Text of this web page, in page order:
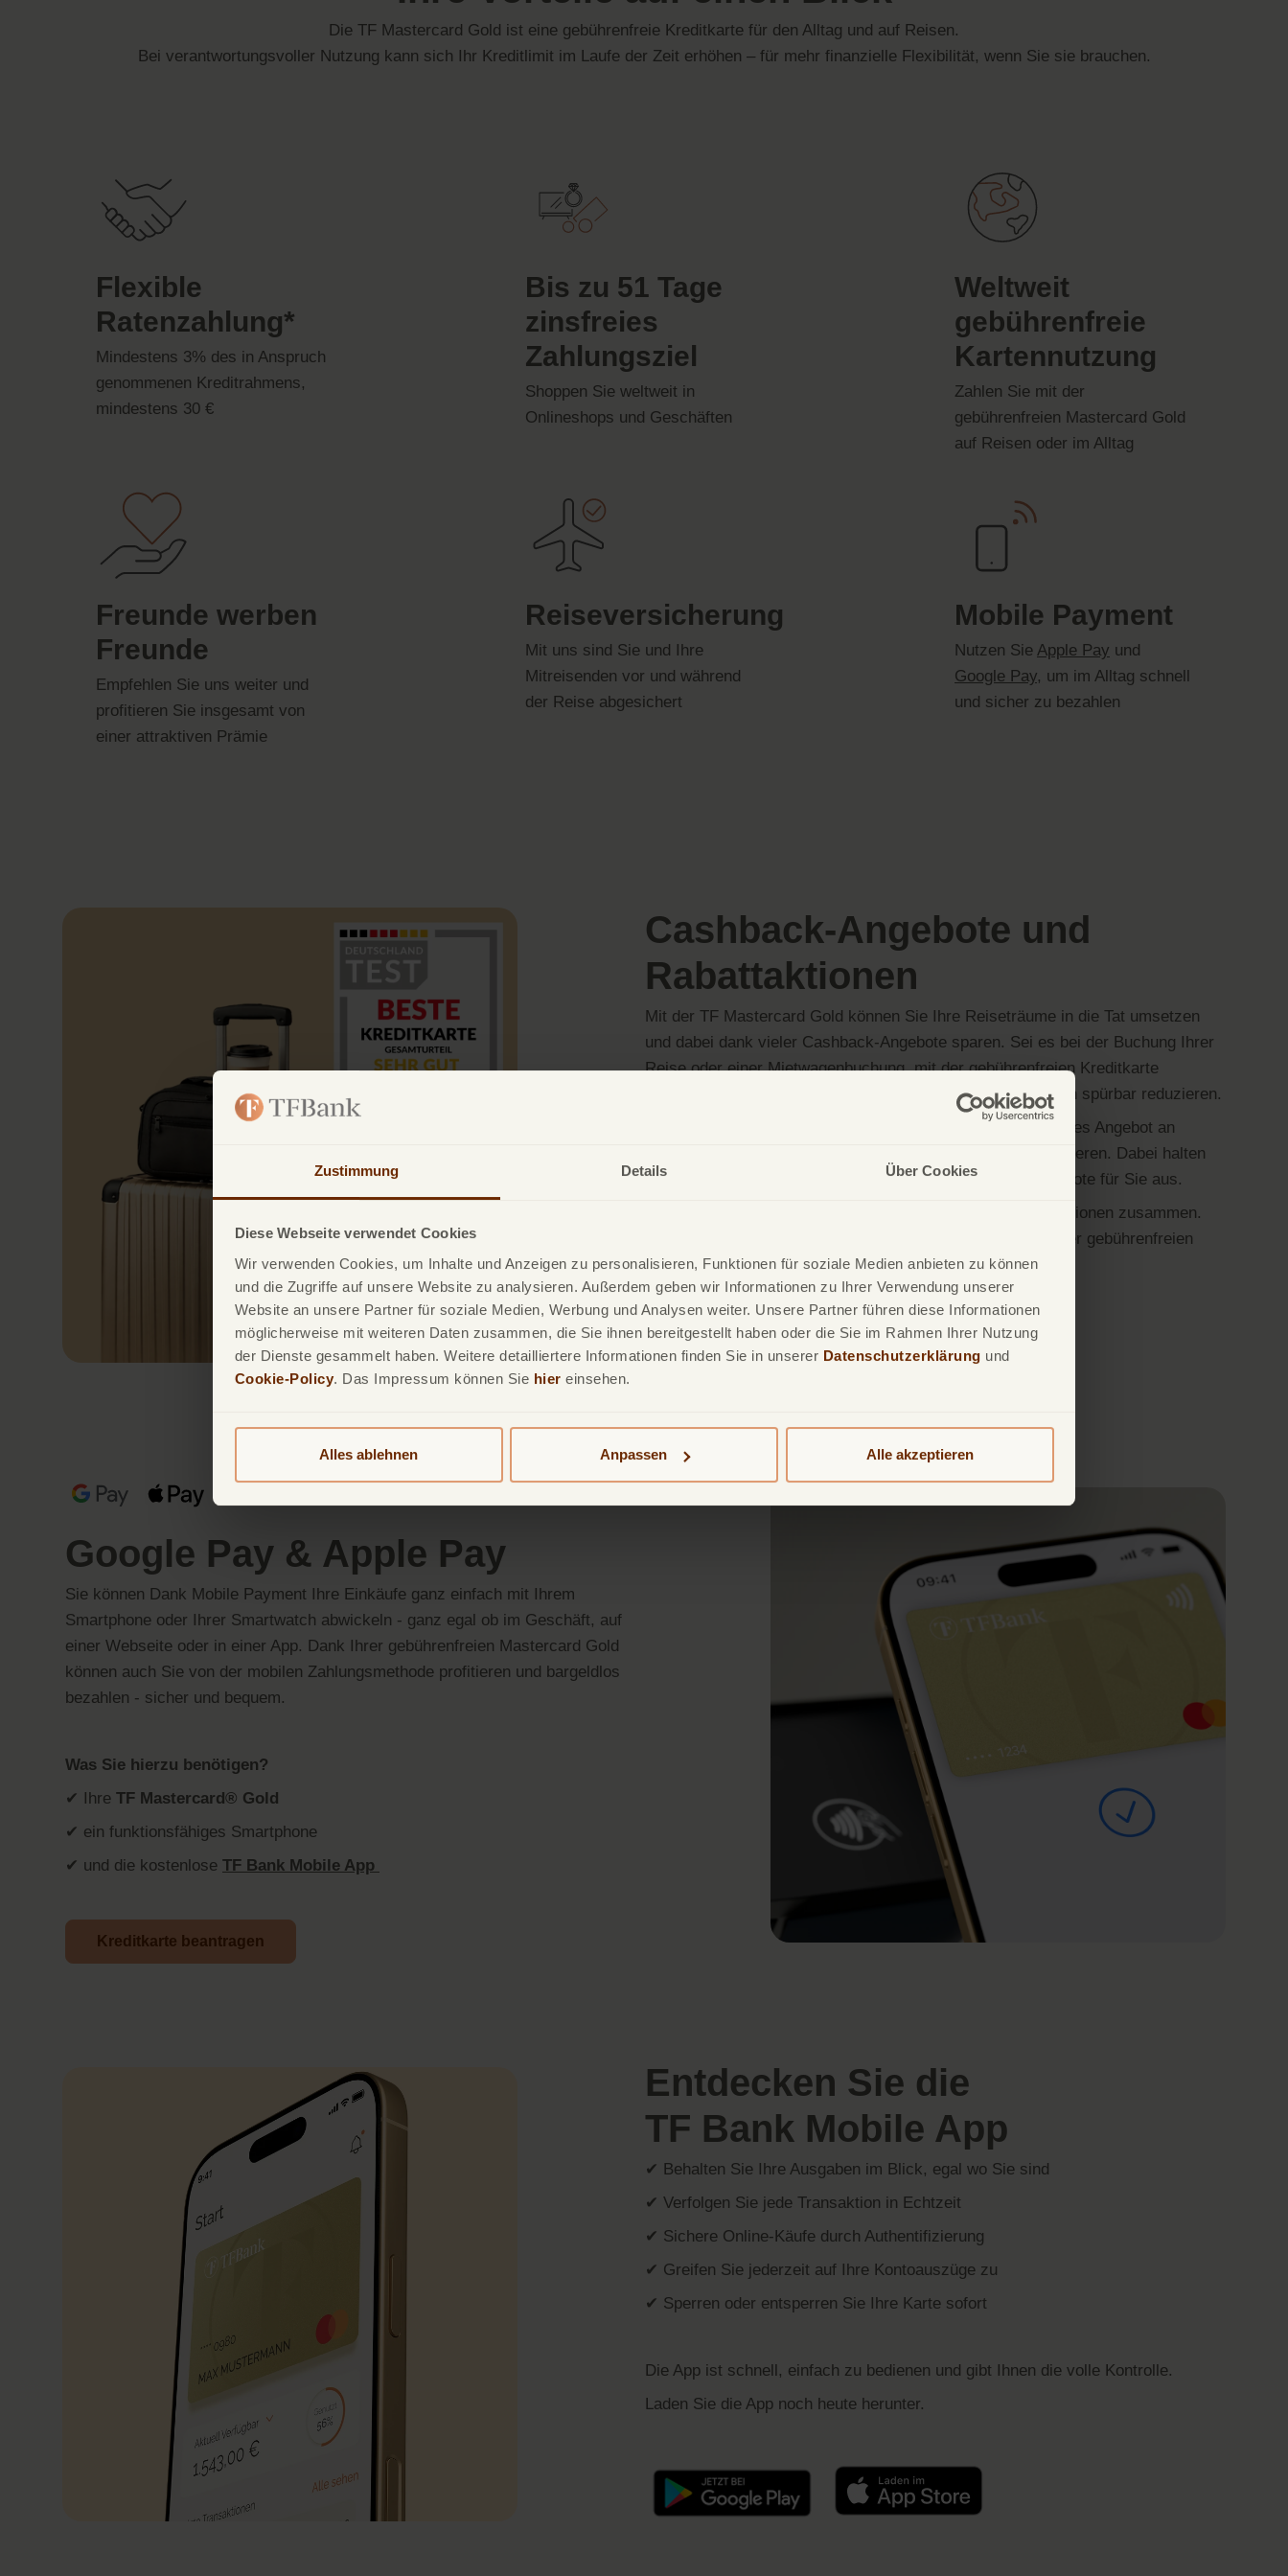
Zustimmung Details Über Cookies
Diese Webseite verwendet Cookies
Wir verwenden Cookies, um Inhalte und Anzeigen zu personalisieren, Funktionen für soziale Medien anbieten zu können
und die Zugriffe auf unsere Website zu analysieren. Außerdem geben wir Informationen zu Ihrer Verwendung unserer
Website an unsere Partner für soziale Medien, Werbung und Analysen weiter. Unsere Partner führen diese Informationen
möglicherweise mit weiteren Daten zusammen, die Sie ihnen bereitgestellt haben oder die Sie im Rahmen Ihrer Nutzung
der Dienste gesammelt haben. Weitere detailliertere Informationen finden Sie in unserer Datenschutzerklärung und
Cookie-Policy. Das Impressum können Sie hier einsehen.
Alles ablehnen Anpassen Alle akzeptieren
Die TF Mastercard Gold ist eine gebührenfreie Kreditkarte für den Alltag und auf Reisen.
Bei verantwortungsvoller Nutzung kann sich Ihr Kreditlimit im Laufe der Zeit erhöhen – für mehr finanzielle Flexibilität, wenn Sie sie brauchen.
Flexible
Ratenzahlung*
Mindestens 3% des in Anspruch
genommenen Kreditrahmens,
mindestens 30 €
Bis zu 51 Tage
zinsfreies
Zahlungsziel
Shoppen Sie weltweit in
Onlineshops und Geschäften
Weltweit
gebührenfreie
Kartennutzung
Zahlen Sie mit der
gebührenfreien Mastercard Gold
auf Reisen oder im Alltag
Freunde werben
Freunde
Empfehlen Sie uns weiter und
profitieren Sie insgesamt von
einer attraktiven Prämie
Reiseversicherung
Mit uns sind Sie und Ihre
Mitreisenden vor und während
der Reise abgesichert
Mobile Payment
Nutzen Sie Apple Pay und
Google Pay, um im Alltag schnell
und sicher zu bezahlen
Cashback-Angebote und
Rabattaktionen
Mit der TF Mastercard Gold können Sie Ihre Reiseträume in die Tat umsetzen
und dabei dank vieler Cashback-Angebote sparen. Sei es bei der Buchung Ihrer
Reise oder einer Mietwagenbuchung, mit der gebührenfreien Kreditkarte
profitieren Sie von Rückvergütungen, die Ihre Urlaubskosten spürbar reduzieren.
Zu den Reise-Cashback-Vorteilen kommt zudem unser breites Angebot an
Rabattcodes für selektive Marken hinzu, die mit uns kooperieren. Dabei halten
wir uns stehts an Ihr Feedback und suchen relevante Angebote für Sie aus.
fasst für Sie alle Angebote und Aktionen zusammen.
Entdecken sie noch mehr Möglichkeiten für den Einsatz Ihrer gebührenfreien
Kreditkarte mit Limit.
Mastercard beantragen
Google Pay & Apple Pay
Sie können Dank Mobile Payment Ihre Einkäufe ganz einfach mit Ihrem
Smartphone oder Ihrer Smartwatch abwickeln - ganz egal ob im Geschäft, auf
einer Webseite oder in einer App. Dank Ihrer gebührenfreien Mastercard Gold
können auch Sie von der mobilen Zahlungsmethode profitieren und bargeldlos
bezahlen - sicher und bequem.
Was Sie hierzu benötigen?
✔ Ihre TF Mastercard® Gold
✔ ein funktionsfähiges Smartphone
✔ und die kostenlose TF Bank Mobile App
Kreditkarte beantragen
Entdecken Sie die
TF Bank Mobile App
✔ Behalten Sie Ihre Ausgaben im Blick, egal wo Sie sind
✔ Verfolgen Sie jede Transaktion in Echtzeit
✔ Sichere Online-Käufe durch Authentifizierung
✔ Greifen Sie jederzeit auf Ihre Kontoauszüge zu
✔ Sperren oder entsperren Sie Ihre Karte sofort
Die App ist schnell, einfach zu bedienen und gibt Ihnen die volle Kontrolle.
Laden Sie die App noch heute herunter.